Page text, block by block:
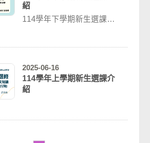
紹
114學年下學期新生選課介
2025-06-16
114學年上學期新生選課介
紹